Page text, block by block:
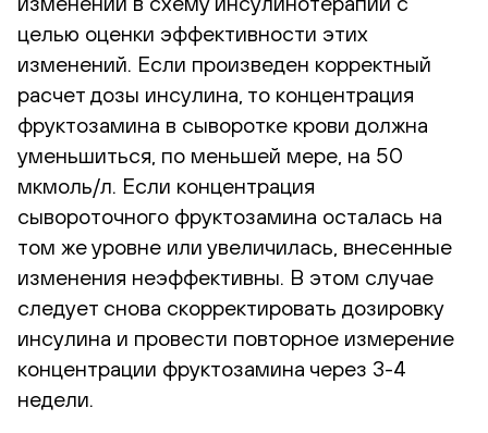
целью оценки эффективности этих
изменений. Если произведен корректный
расчет дозы инсулина, то концентрация
фруктозамина в сыворотке крови должна
уменьшиться, по меньшей мере, на 50
мкмоль/л. Если концентрация
сывороточного фруктозамина осталась на
том же уровне или увеличилась, внесенные
изменения неэффективны. В этом случае
следует снова скорректировать дозировку
инсулина и провести повторное измерение
концентрации фруктозамина через 3-4
недели.